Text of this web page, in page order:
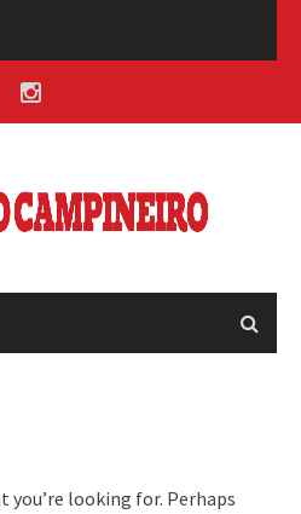
you’re looking for. Perhaps